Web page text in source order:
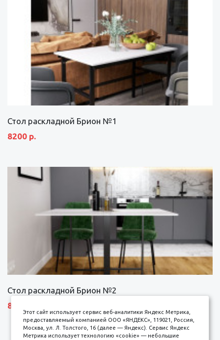
Стол раскладной Брион №1
8200 р.
Стол раскладной Брион №2
8690 р.
Этот сайт использует сервис веб-аналитики Яндекс Метрика,
предоставляемый компанией ООО «ЯНДЕКС», 119021, Россия,
Москва, ул. Л. Толстого, 16 (далее — Яндекс). Сервис Яндекс
Метрика использует технологию «cookie» — небольшие